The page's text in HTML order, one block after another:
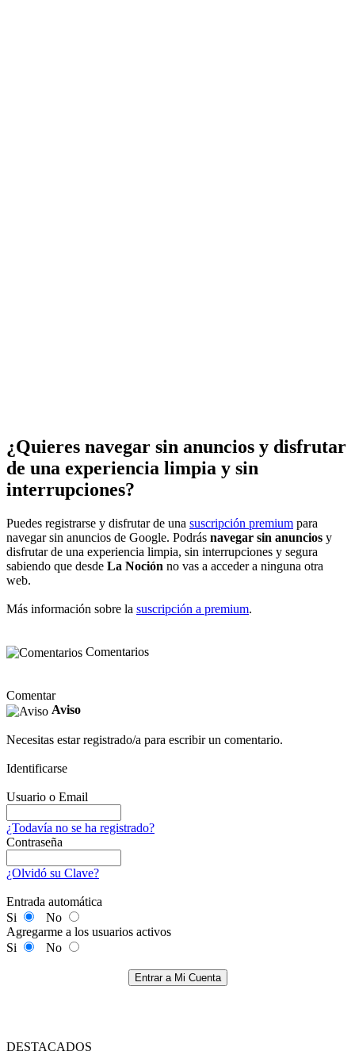
¿Quieres navegar sin anuncios y disfrutar
de una experiencia limpia y sin
interrupciones?
Puedes registrarse y disfrutar de una suscripción premium para
navegar sin anuncios de Google. Podrás navegar sin anuncios y
disfrutar de una experiencia limpia, sin interrupciones y segura
sabiendo que desde La Noción no vas a acceder a ninguna otra
web.
Más información sobre la suscripción a premium.
Comentarios
Comentar
Aviso
Necesitas estar registrado/a para escribir un comentario.
Identificarse
Usuario o Email
¿Todavía no se ha registrado?
Contraseña
¿Olvidó su Clave?
Entrada automática
Si
No
Agregarme a los usuarios activos
Si
No
Entrar a Mi Cuenta
DESTACADOS